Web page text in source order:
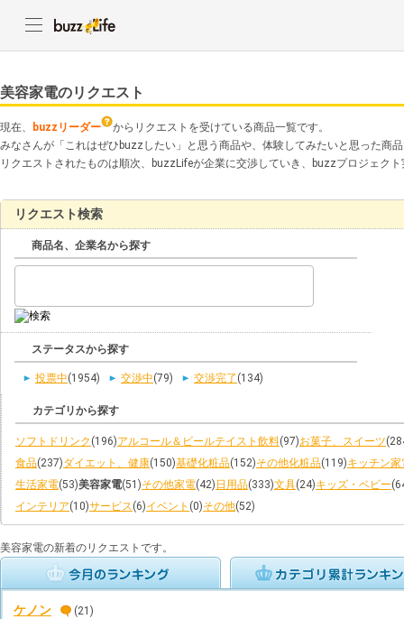
美容家電のリクエスト
現在、 buzzリーダー
からリクエストを受けている商品一覧です。
みなさんが「これはぜひbuzzしたい」と思う商品や、体験してみたいと思った商
リクエストされたものは順次、buzzLifeが企業に交渉していき、buzzプロジェク
リクエスト検索
商品名、企業名から探す
ステータスから探す
投票中(1954) 交渉中(79) 交渉完了 (134)
カテゴリから探す
ソフトドリンク (196)アルコール＆ビールテイスト飲料(97)お菓子、スイーツ
食品(237)ダイエット、健康(150)基礎化粧品(152)その他化粧品(119)キッチン家
生活家電(53)美容家電(51)その他家電(42) 日用品(333)文具(24)キッズ・ベビー
インテリア(10)サービス(6)イベント (0)その他(52)
美容家電の新着のリクエストです。
ケノン
(21)